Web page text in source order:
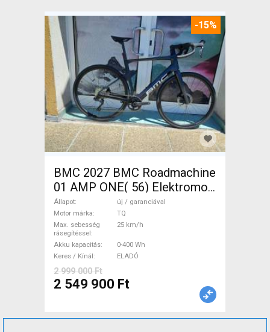
-15%
BMC 2027 BMC Roadmachine
01 AMP ONE( 56) Elektromos
Országúti / Gravel TQ új /
garanciával ELADÓ
Állapot
új / garanciával
Motor márka
TQ
Max. sebesség
rásegítéssel
25 km/h
Akku kapacitás
0-400 Wh
Keres / Kínál
ELADÓ
2 999 000 Ft
2 549 900 Ft